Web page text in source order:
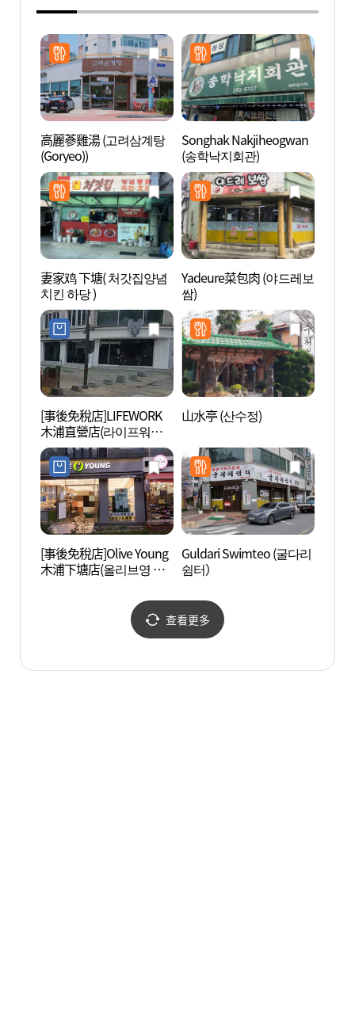
高麗蔘雞湯 (고려삼계탕
(Goryeo))
Songhak Nakjiheogwan
(송학낙지회관)
妻家鸡 下塘( 처갓집양념
치킨 하당 )
Yadeure菜包肉 (야드레보
쌈)
[事後免稅店]LIFEWORK
木浦直營店(라이프워크
목포직영점)
山水亭 (산수정)
[事後免稅店]Olive Young
木浦下塘店(올리브영 목
Guldari Swimteo (굴다리
쉼터）
查看更多